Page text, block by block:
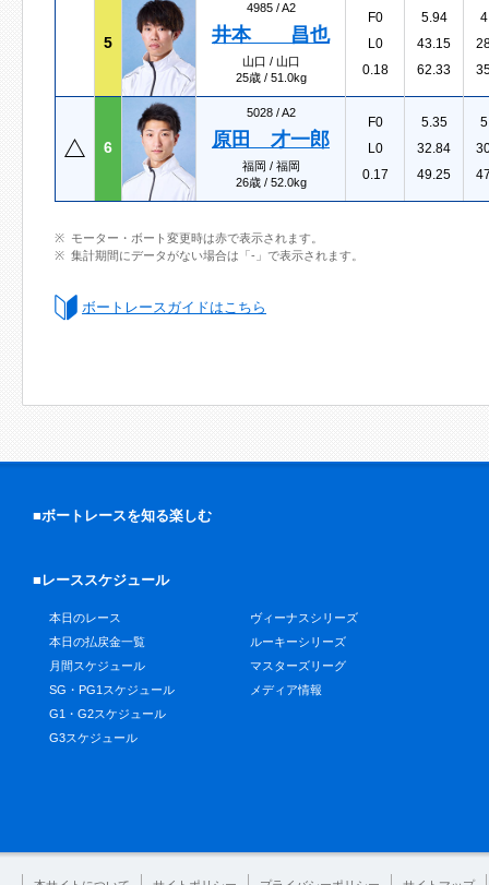
5
4985 /A2
井本 昌也
山口 / 山口
25歳 / 51.0kg
F0
L0
0.18
5.94
43.15
62.33
6
5028 /A2
原田 才一郎
福岡 / 福岡
26歳 / 52.0kg
F0
L0
0.17
5.35
32.84
49.25
モーター・ボート変更時は赤で表示されます。
集計期間にデータがない場合は「-」で表示されます。
ボートレースガイドはこちら
■ボートレースを知る楽しむ
■レーススケジュール
本日のレース
本日の払戻金一覧
月間スケジュール
SG・PG1スケジュール
G1・G2スケジュール
G3スケジュール
ヴィーナスシリーズ
ルーキーシリーズ
マスターズリーグ
メディア情報